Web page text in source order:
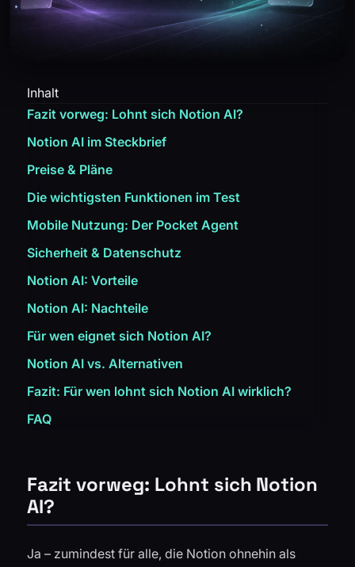
Inhalt
Fazit vorweg: Lohnt sich Notion AI?
Notion AI im Steckbrief
Preise & Pläne
Die wichtigsten Funktionen im Test
Mobile Nutzung: Der Pocket Agent
Sicherheit & Datenschutz
Notion AI: Vorteile
Notion AI: Nachteile
Für wen eignet sich Notion AI?
Notion AI vs. Alternativen
Fazit: Für wen lohnt sich Notion AI wirklich?
FAQ
Fazit vorweg: Lohnt sich Notion
AI?
Ja – zumindest für alle, die Notion ohnehin als